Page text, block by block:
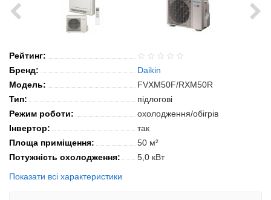
Рейтинг:
Бренд:
Daikin
Модель:
FVXM50F/RXM50R
Тип:
підлогові
Режим роботи:
охолодження/обігрів
Інвертор:
так
Площа приміщення:
50 м²
Потужність охолодження:
5,0 кВт
Показати всі характеристики